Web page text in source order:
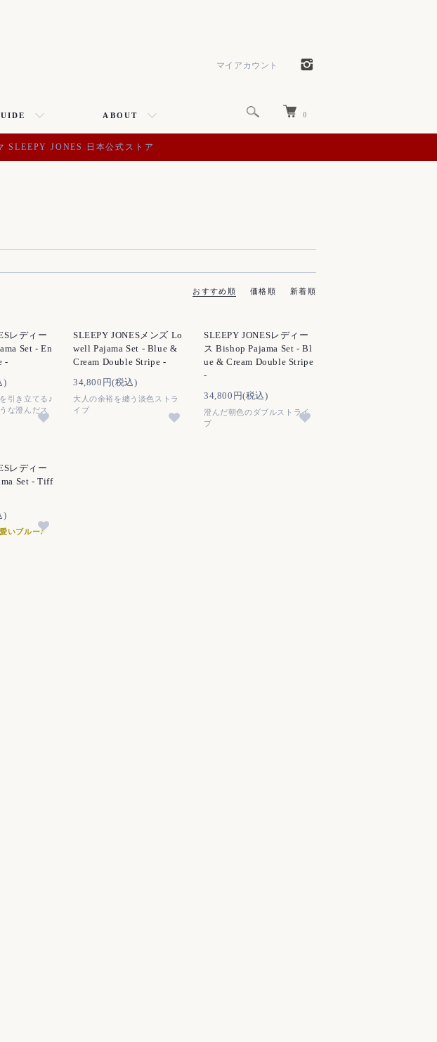
0
ABOUT
マイアカウント
SLEEPY JONES 日本公式ストア
おすすめ順 価格順 新着順
レディー
Set - En
-
)
引き立てる♪
な澄んだス
SLEEPY JONESメンズ Lo
well Pajama Set - Blue &
Cream Double Stripe -
34,800円(税込)
大人の余裕を纏う淡色ストラ
イプ
SLEEPY JONESレディー
ス Bishop Pajama Set - Bl
ue & Cream Double Stripe
-
34,800円(税込)
澄んだ朝色のダブルストライ
プ
レディー
Set - Tiff
)
いブルー♪